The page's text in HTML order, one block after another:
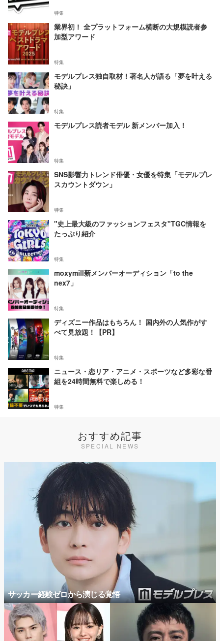
特集
業界初！ 全プラットフォーム横断の大規模読者参
加型アワード
特集
モデルプレス独自取材！著名人が語る「夢を叶える
秘訣」
特集
モデルプレス読者モデル 新メンバー加入！
特集
SNS影響力トレンド俳優・女優を特集「モデルプレ
スカウントダウン」
特集
"史上最大級のファッションフェスタ"TGC情報を
たっぷり紹介
特集
moxymill新メンバーオーディション「to the
nex7」
特集
ディズニー作品はもちろん！ 国内外の人気作がす
べて見放題！【PR】
特集
ニュース・恋リア・アニメ・スポーツなど多彩な番
組を24時間無料で楽しめる！
特集
おすすめ記事
SPECIAL NEWS
サッカー経験ゼロから演じる覚悟